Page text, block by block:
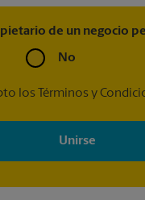
de un negocio
No
los Términos y
acepta recibir correos electrónicos
ofertas especiales,
intereses. Puede darse de baja
más información, consulte